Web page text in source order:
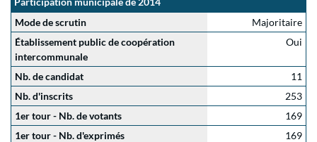
Mode de scrutin
Majoritaire
Établissement public de coopération
intercommunale
Oui
Nb. de candidat
11
Nb. d'inscrits
253
1er tour - Nb. de votants
169
1er tour - Nb. d'exprimés
169